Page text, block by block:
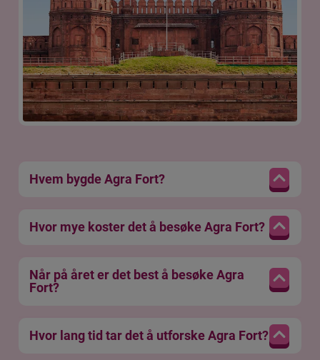
Hvem bygde Agra Fort?
Hvor mye koster det å besøke Agra Fort?
Når på året er det best å besøke Agra
Fort?
Hvor lang tid tar det å utforske Agra Fort?